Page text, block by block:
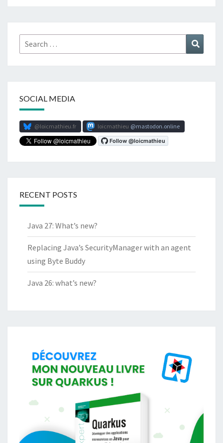
Search
for:
SOCIAL MEDIA
@loicmathieu.fr loicmathieu mastodon.online
RECENT POSTS
Java 27: What’s new?
Replacing Java’s SecurityManager with an agent
using Byte Buddy
Java 26: what’s new?